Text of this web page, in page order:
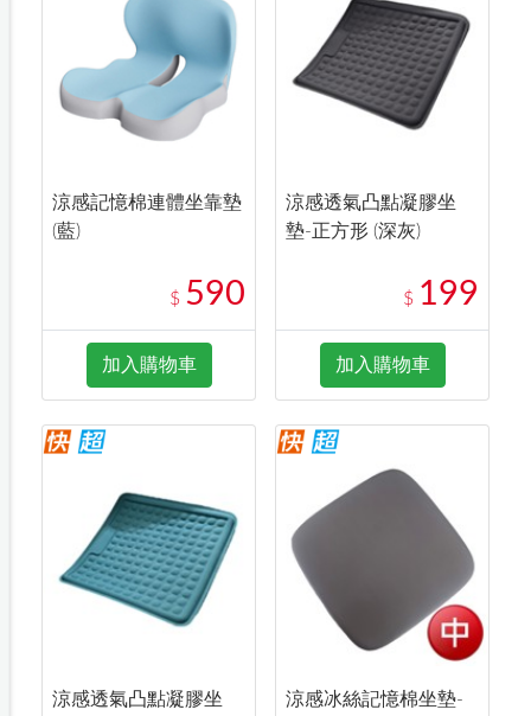
涼感記憶棉連體坐靠墊
(藍)
$ 590
加入購物車
涼感透氣凸點凝膠坐
墊-正方形 (深灰)
$ 199
加入購物車
涼感透氣凸點凝膠坐
涼感冰絲記憶棉坐墊-